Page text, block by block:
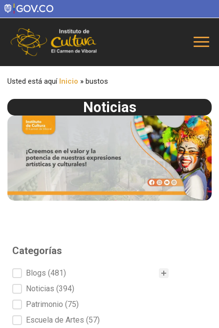
Usted está aquí Inicio » bustos
Noticias
Categorías
Categorías
Blogs (481)
Noticias (394)
Patrimonio (75)
Escuela de Artes (57)